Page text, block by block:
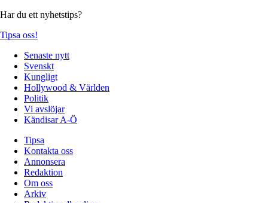
Har du ett nyhetstips?
Tipsa oss!
Senaste nytt
Svenskt
Kungligt
Hollywood & Världen
Politik
Vi avslöjar
Kändisar A-Ö
Tipsa
Kontakta oss
Annonsera
Redaktion
Om oss
Arkiv